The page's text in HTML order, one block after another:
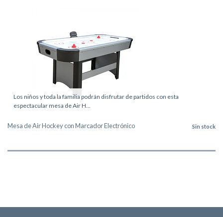
Los niños y toda la familia podrán disfrutar de partidos con esta
espectacular mesa de Air H...
Mesa de Air Hockey con Marcador Electrónico Sin stock